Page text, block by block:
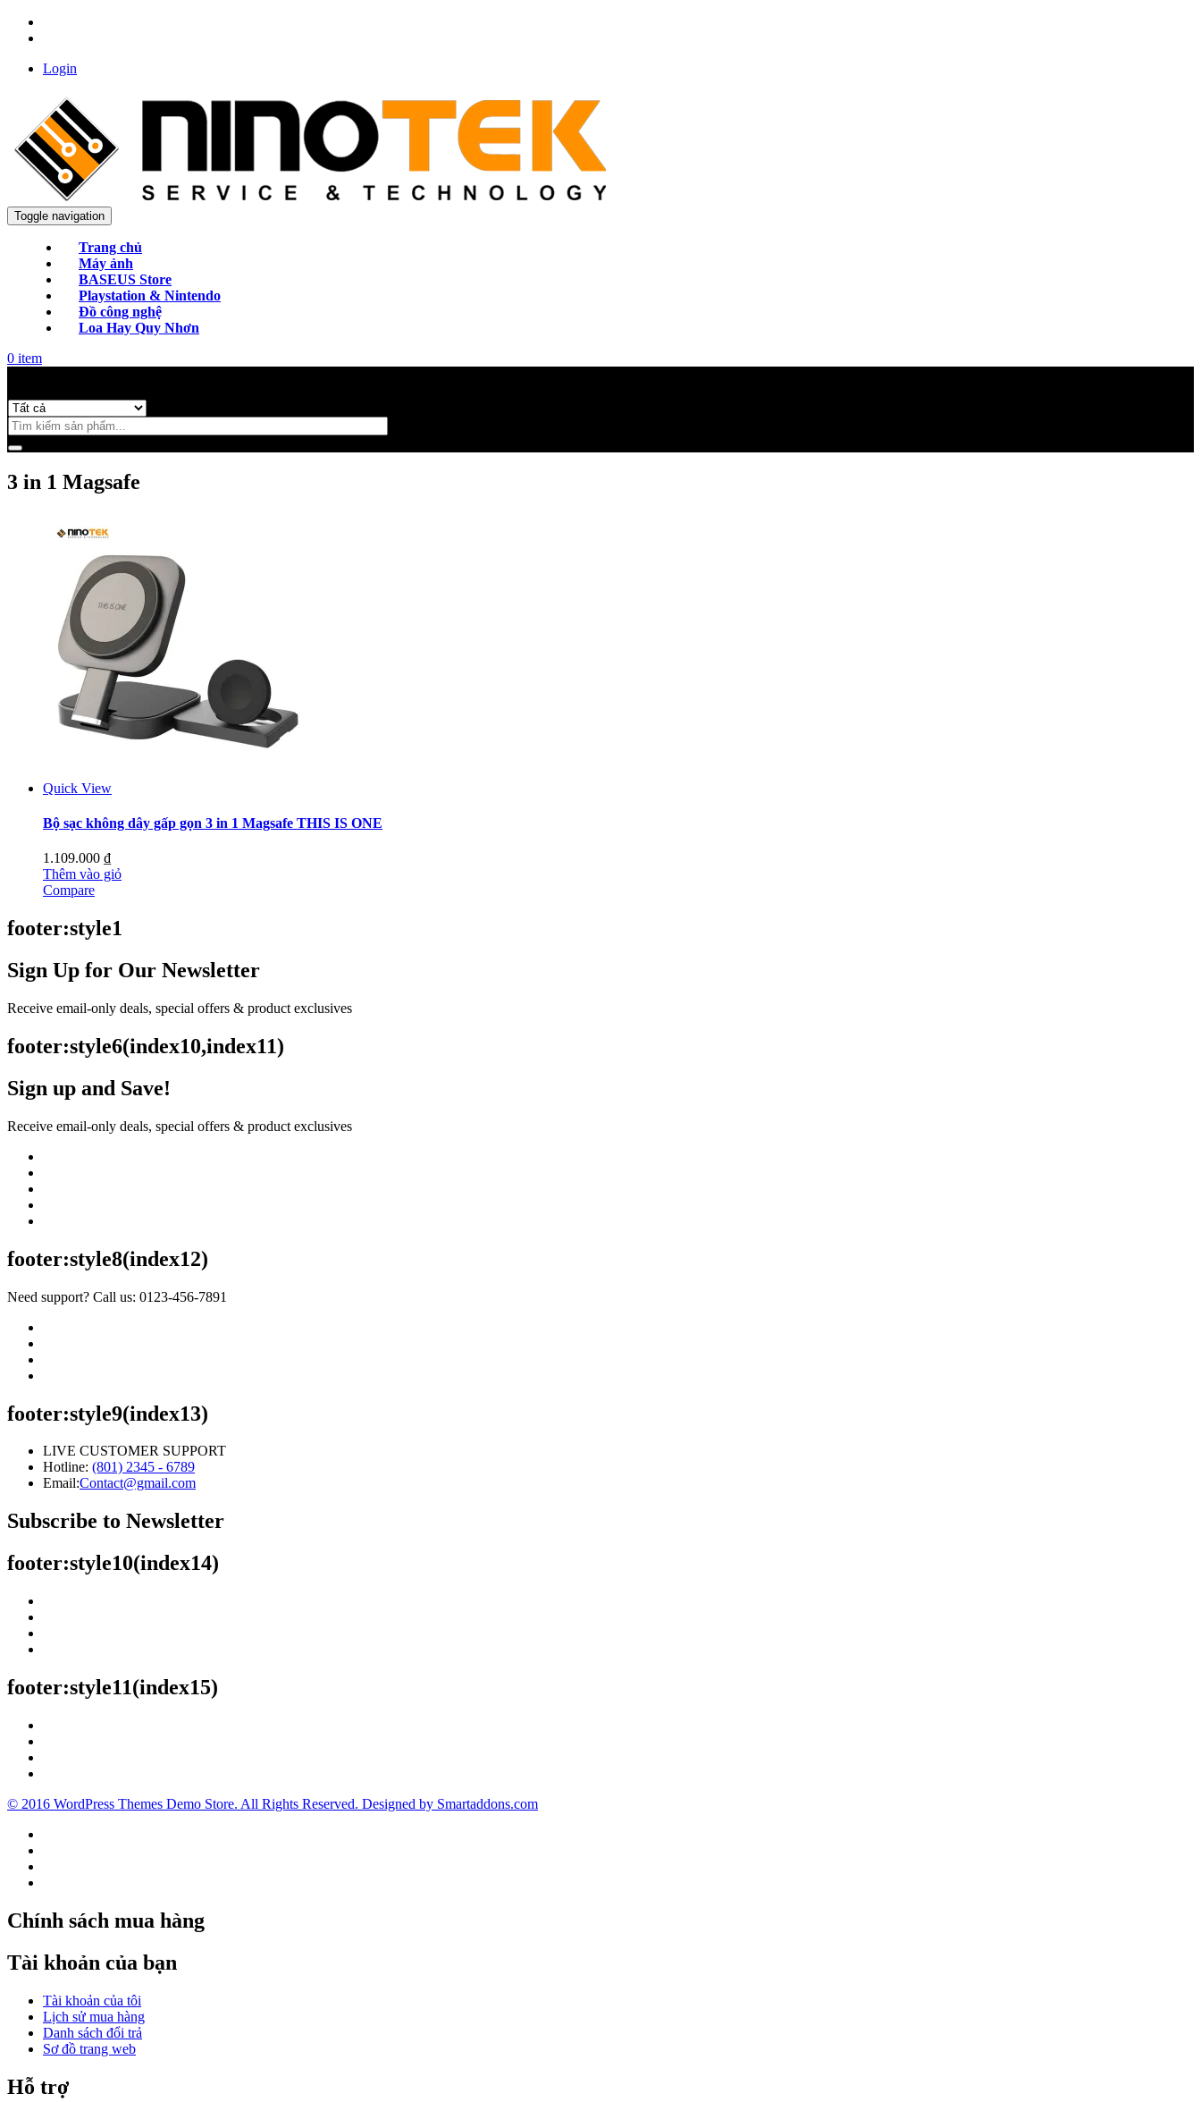
Login
Toggle navigation
Trang chủ
Máy ảnh
BASEUS Store
Playstation & Nintendo
Đồ công nghệ
Loa Hay Quy Nhơn
0 item
3 in 1 Magsafe
Quick View
Bộ sạc không dây gấp gọn 3 in 1 Magsafe THIS IS ONE
1.109.000 ₫
Thêm vào giỏ
Compare
footer:style1
Sign Up for Our Newsletter
Receive email-only deals, special offers & product exclusives
footer:style6(index10,index11)
Sign up and Save!
Receive email-only deals, special offers & product exclusives
footer:style8(index12)
Need support? Call us: 0123-456-7891
footer:style9(index13)
LIVE CUSTOMER SUPPORT
Hotline: (801) 2345 - 6789
Email:Contact@gmail.com
Subscribe to Newsletter
footer:style10(index14)
footer:style11(index15)
© 2016 WordPress Themes Demo Store. All Rights Reserved. Designed by Smartaddons.com
Chính sách mua hàng
Tài khoản của bạn
Tài khoản của tôi
Lịch sử mua hàng
Danh sách đổi trả
Sơ đồ trang web
Hỗ trợ